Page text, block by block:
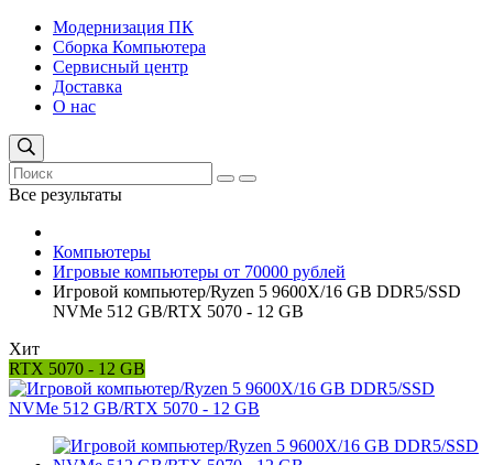
Модернизация ПК
Сборка Компьютера
Сервисный центр
Доставка
О нас
Все результаты
Компьютеры
Игровые компьютеры от 70000 рублей
Игровой компьютер/Ryzen 5 9600X/16 GB DDR5/SSD
NVMe 512 GB/RTX 5070 - 12 GB
Хит
RTX 5070 - 12 GB